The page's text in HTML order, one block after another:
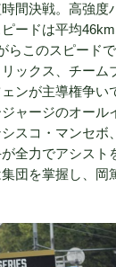
間決戦。高強度
ードは平均
らこのスピード
ックス、チーム
ンが主導権争い
ャージのオール
スコ・マンセボ
全力でアシスト
団を掌握し、岡